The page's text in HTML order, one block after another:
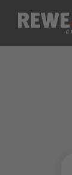
Zum Inhalt